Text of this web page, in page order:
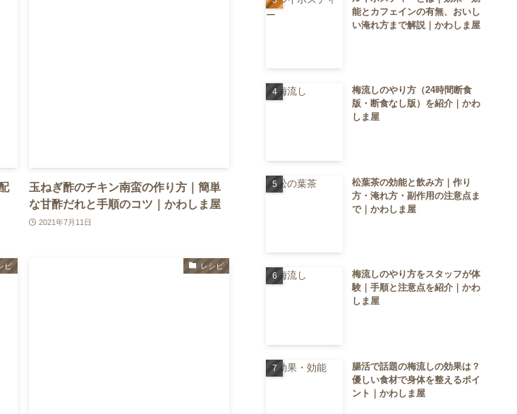
玉ねぎ酢のチキン南蛮の作り方｜簡単
な甘酢だれと手順のコツ｜かわしま屋
2021年7月11日
ピ レシピ
能とカフェインの有無、おいし
い淹れ方まで解説｜かわしま屋
梅流しのやり方（24時間断食
版・断食なし版）を紹介｜かわ
しま屋
松葉茶の効能と飲み方｜作り
方・淹れ方・副作用の注意点ま
で｜かわしま屋
梅流しのやり方をスタッフが体
験｜手順と注意点を紹介｜かわ
しま屋
腸活で話題の梅流しの効果は？
優しい食材で身体を整えるポイ
ント｜かわしま屋